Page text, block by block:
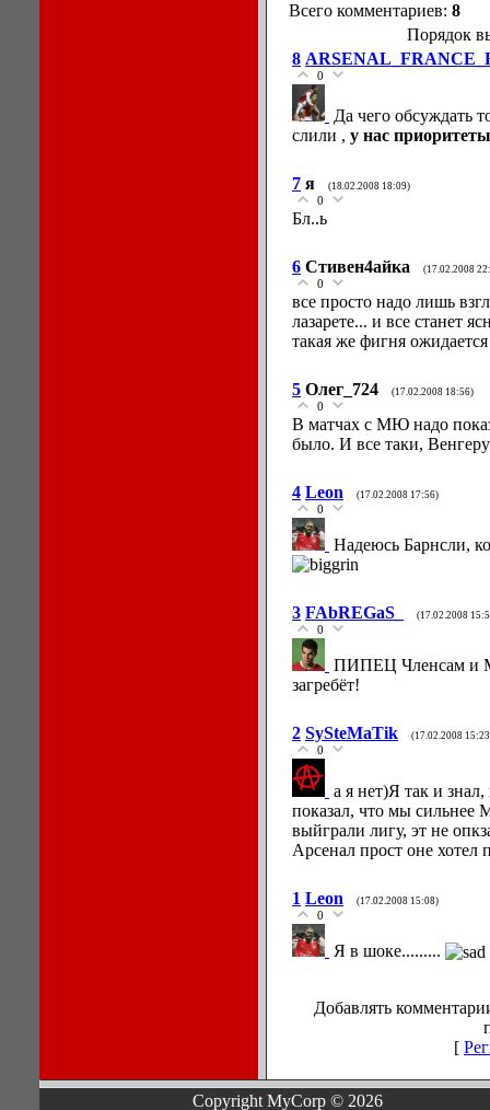
Всего комментариев: 8
Порядок
8
0
Да чего обсуждать
слили , у нас
7 я (18.02.2008 18:09)
0
Бл..ь
6 Стивен4айка (17.02.2008
0
все просто надо лишь
лазарете... и все станет
такая же фигня
5 Олег_724 (17.02.2008 18:56)
0
В матчах с МЮ надо
было. И все таки,
4 Leon (17.02.2008 17:56)
0
Надеюсь Барнсли,
3 FAbREGaS_ (17.02.2008
0
ПИПЕЦ Членсам и
загребёт!
2 SySteMaTik (17.02.2008
0
а я нет)Я так и
показал, что мы
выйграли лигу, эт не
Арсенал прост оне хотел
1 Leon (17.02.2008 15:08)
0
Я в шоке.........
Добавлять
[
Copyright MyCorp © 2026